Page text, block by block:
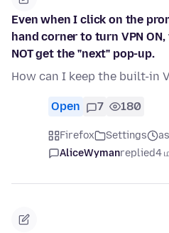
Even when I click on the
hand corner to turn VPN
NOT get the "next" pop-up.
How can I keep the built-in
Open 7 180
Firefox Settings
AliceWymanreplied4